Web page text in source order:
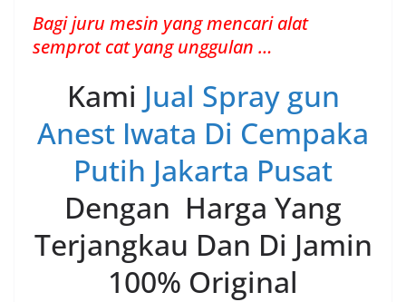
Bagi juru mesin yang mencari alat
semprot cat yang unggulan …
Kami Jual Spray gun
Anest Iwata Di Cempaka
Putih Jakarta Pusat
Dengan Harga Yang
Terjangkau Dan Di Jamin
100% Original